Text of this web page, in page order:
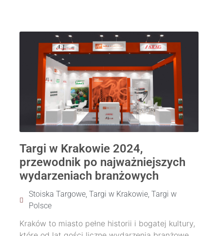
Targi w Krakowie 2024,
przewodnik po najważniejszych
wydarzeniach branżowych
Stoiska Targowe, Targi w Krakowie, Targi w
Polsce
Kraków to miasto pełne historii i bogatej kultury,